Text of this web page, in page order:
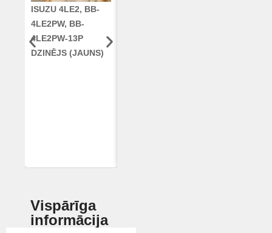
ISUZU 4LE2, BB-
4LE2PW, BB-
4LE2PW-13P
DZINĒJS (JAUNS)
Vispārīga
informācija